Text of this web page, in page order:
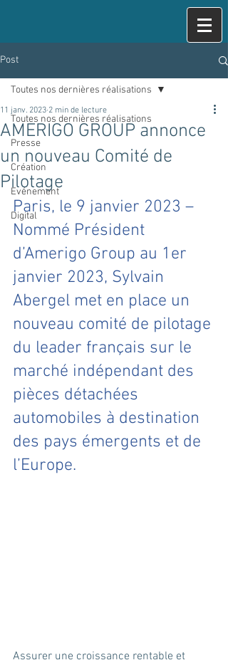
Post
Toutes nos dernières réalisations
Presse
Création
Evénement
Digital
Toutes nos dernières réalisations
AMERIGO GROUP annonce
un nouveau Comité de
Pilotage
11 janv. 2023 2 min de lecture
Paris, le 9 janvier 2023 –
Nommé Président
d’Amerigo Group au 1er
janvier 2023, Sylvain
Abergel met en place un
nouveau comité de pilotage
du leader français sur le
marché indépendant des
pièces détachées
automobiles à destination
des pays émergents et de
l’Europe.
Assurer une croissance rentable et